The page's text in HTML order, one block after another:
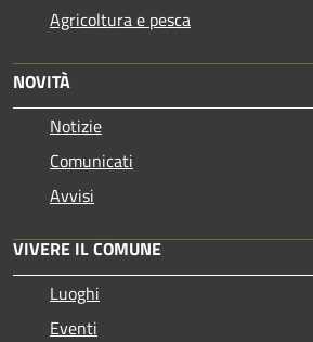
Agricoltura e pesca
NOVITÀ
Notizie
Comunicati
Avvisi
VIVERE IL COMUNE
Luoghi
Eventi